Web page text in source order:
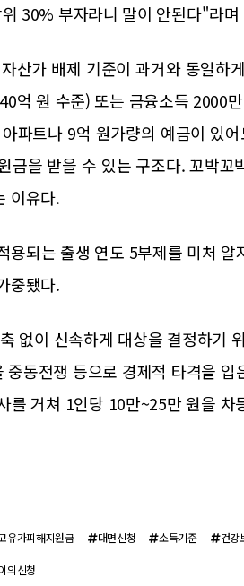
30% 부자라니 말이 안된다"라
산가 배제 기준이 과거와 동일하
억 원 수준) 또는 금융소득 2000
파트나 9억 원가량의 예금이 있
금을 받을 수 있는 구조다. 꼬박꼬
이유다.
용되는 출생 연도 5부제를 미처
중됐다.
없이 신속하게 대상을 결정하기
동전쟁 등으로 경제적 타격을 입
를 거쳐 1인당 10만~25만 원을 차
유가피해지원금 대면신청 소득기준 건강
의신청